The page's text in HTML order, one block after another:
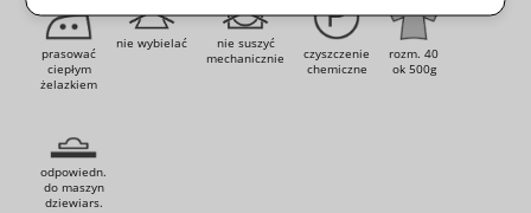
prasować
ciepłym
żelazkiem
nie wybielać
nie suszyć
mechanicznie
czyszczenie
chemiczne
rozm. 40
ok 500g
odpowiedn.
do maszyn
dziewiars.